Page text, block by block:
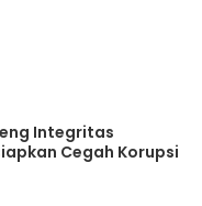
Integritas
Cegah Korupsi